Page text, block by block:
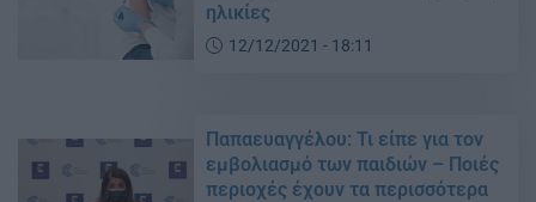
ηλικίες
12/12/2021 - 18:11
Παπαευαγγέλου: Τι είπε για τον
εμβολιασμό των παιδιών – Ποιές
περιοχές έχουν τα περισσότερα